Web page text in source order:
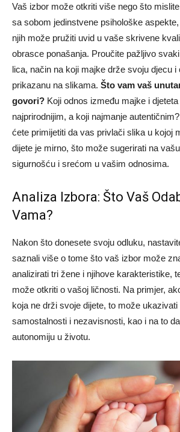
Vaš izbor može otkriti više nego što
sa sobom jedinstvene psihološke
njih može pružiti uvid u vaše skrivene
obrasce ponašanja. Proučite pažljivo
lica, način na koji majke drže svoju djecu i
prikazanu na slikama. Što vam vaš
govori? Koji odnos između majke i
najprirodnijim, a koji najmanje
ćete primijetiti da vas privlači slika u kojoj
dijete je mirno, što može sugerirati na
sigurnošću i srećom u vašim odnosima.
Analiza Izbora: Što Vaš
Vama?
Nakon što donesete svoju odluku,
saznali više o tome što vaš izbor može
analizirati tri žene i njihove karakteristike,
može otkriti o vašoj ličnosti. Na primjer,
koja ne drži svoje dijete, to može
samostalnosti i nezavisnosti, kao i na to
autonomiju u životu.